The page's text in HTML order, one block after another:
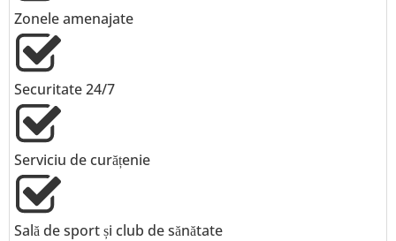
Zonele amenajate
Securitate 24/7
Serviciu de curățenie
Sală de sport și club de sănătate